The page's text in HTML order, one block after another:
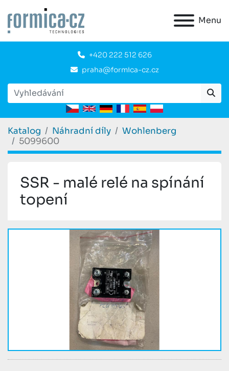
Menu
+420 222 512 626
praha@formica-cz.cz
Katalog Náhradní díly
Wohlenberg
5099600
SSR - malé relé na spínání
topení